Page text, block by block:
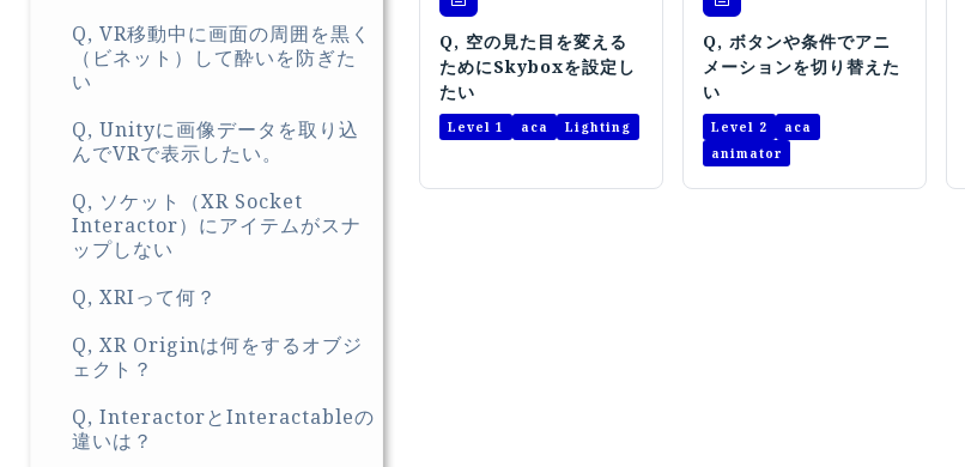
Q, VR移動中に画面の周囲を黒く
（ビネット）して酔いを防ぎた
い
Q, Unityに画像データを取り込
んでVRで表示したい。
Q, ソケット（XR Socket
Interactor）にアイテムがスナ
ップしない
Q, XRIって何？
Q, XR Originは何をするオブジ
ェクト？
Q, InteractorとInteractableの
違いは？
Q, 空の見た目を変える
ためにSkyboxを設定し
たい
Level 1 aca Lighting
Q, ボタンや条件でアニ
メーションを切り替えた
い
Level 2
aca
animator